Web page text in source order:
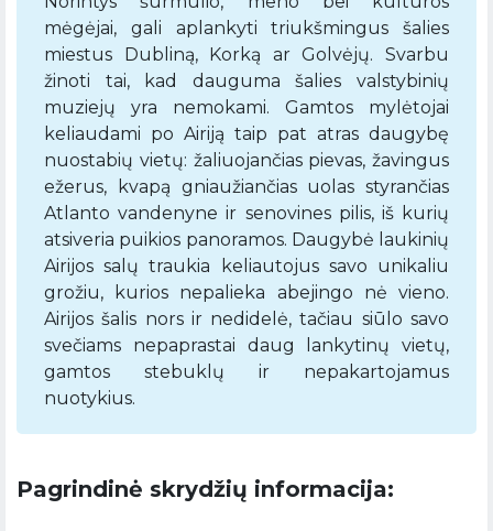
mėgėjai, gali aplankyti triukšmingus šalies
miestus Dubliną, Korką ar Golvėjų. Svarbu
žinoti tai, kad dauguma šalies valstybinių
muziejų yra nemokami. Gamtos mylėtojai
keliaudami po Airiją taip pat atras daugybę
nuostabių vietų: žaliuojančias pievas, žavingus
ežerus, kvapą gniaužiančias uolas styrančias
Atlanto vandenyne ir senovines pilis, iš kurių
atsiveria puikios panoramos. Daugybė laukinių
Airijos salų traukia keliautojus savo unikaliu
grožiu, kurios nepalieka abejingo nė vieno.
Airijos šalis nors ir nedidelė, tačiau siūlo savo
svečiams nepaprastai daug lankytinų vietų,
gamtos stebuklų ir nepakartojamus
nuotykius.
Pagrindinė skrydžių informacija: